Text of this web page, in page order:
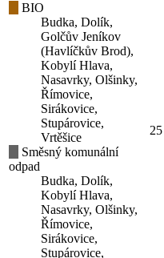
BIO
Budka, Dolík,
Golčův Jeníkov
(Havlíčkův Brod),
Kobylí Hlava,
Nasavrky, Olšinky,
Římovice,
Sirákovice,
Stupárovice,
Vrtěšice
Směsný komunální
odpad
Budka, Dolík,
Kobylí Hlava,
Nasavrky, Olšinky,
Římovice,
Sirákovice,
Stupárovice,
25